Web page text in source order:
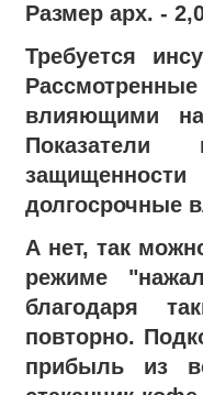
Размер арх. -
Требуется
влияющими
Показатели
долгосрочные
А нет, так
режиме
благодаря
повторно.
прибыль из